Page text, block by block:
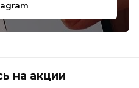
на акции